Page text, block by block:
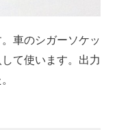
車のシガーソケッ
て使います。出力